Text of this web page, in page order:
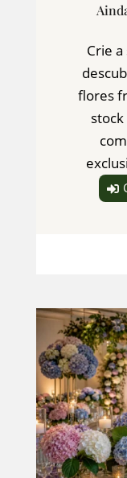
Crie
flores